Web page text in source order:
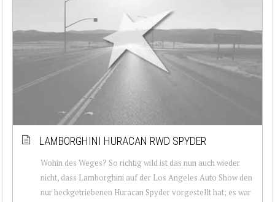
LAMBORGHINI HURACAN RWD SPYDER
Wohin des Weges? So richtig wild ist das nun auch wieder
nicht, dass Lamborghini auf der Los Angeles Auto Show den
nur heckgetriebenen Huracan Spyder vorgestellt hat; es war